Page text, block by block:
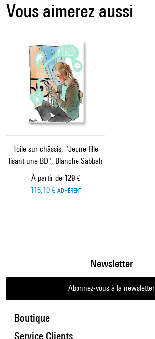
Vous aimerez aussi
Toile sur châssis, "Jeune fille
lisant une BD", Blanche Sabbah
À partir de Prix ​​actuel
129 €
116,10 € ADHÉRENT
Boutique
Newsletter
Abonnez-vous à la newsletter
Service Clients